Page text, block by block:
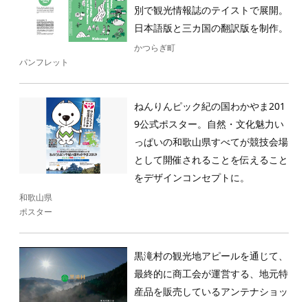
別で観光情報誌のテイストで展開。
日本語版と三カ国の翻訳版を制作。
かつらぎ町
パンフレット
ねんりんピック紀の国わかやま201
9公式ポスター。自然・文化魅力い
っぱいの和歌山県すべてが競技会場
として開催されることを伝えること
をデザインコンセプトに。
和歌山県
ポスター
黒滝村の観光地アピールを通じて、
最終的に商工会が運営する、地元特
産品を販売しているアンテナショッ